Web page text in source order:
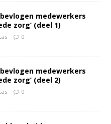
medewerkers
zorg’ (deel 1)
0
medewerkers
zorg’ (deel 2)
0